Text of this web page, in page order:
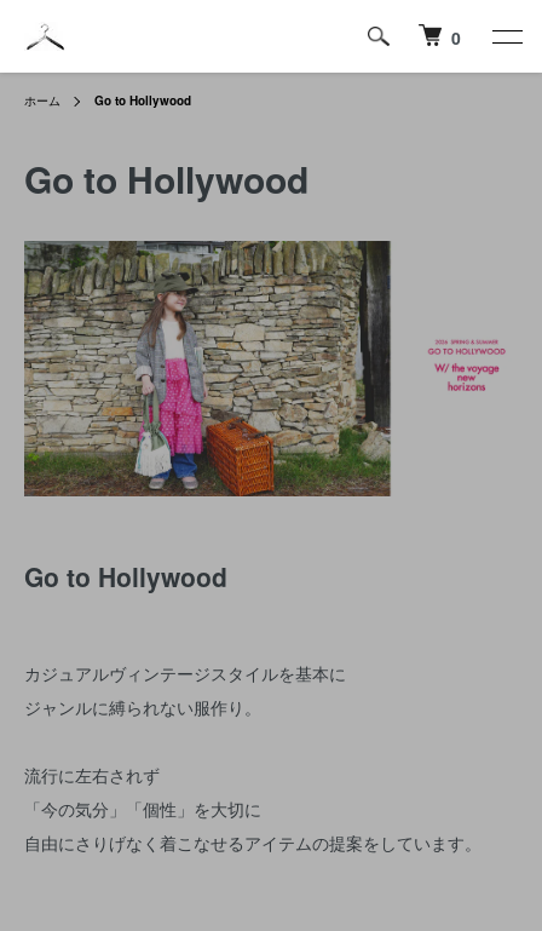
0
ホーム Go to Hollywood
Go to Hollywood
Go to Hollywood
カジュアルヴィンテージスタイルを基本に
ジャンルに縛られない服作り。
流行に左右されず
「今の気分」「個性」を大切に
自由にさりげなく着こなせるアイテムの提案をしています。